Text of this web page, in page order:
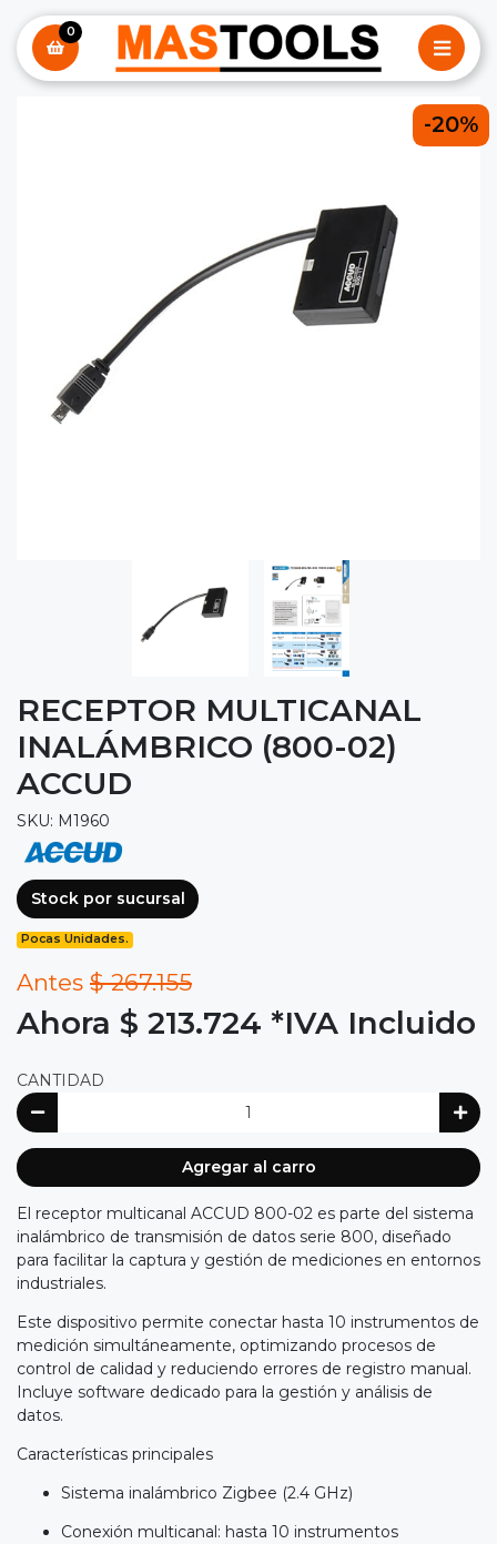
0
-20%
RECEPTOR MULTICANAL
INALÁMBRICO (800-02)
ACCUD
SKU: M1960
Stock por sucursal
Pocas Unidades.
Antes $ 267.155
Ahora $ 213.724 *IVA Incluido
CANTIDAD
Agregar al carro
El receptor multicanal ACCUD 800-02 es parte del sistema
inalámbrico de transmisión de datos serie 800, diseñado
para facilitar la captura y gestión de mediciones en entornos
industriales.
Este dispositivo permite conectar hasta 10 instrumentos de
medición simultáneamente, optimizando procesos de
control de calidad y reduciendo errores de registro manual.
Incluye software dedicado para la gestión y análisis de
datos.
Características principales
Sistema inalámbrico Zigbee (2.4 GHz)
Conexión multicanal: hasta 10 instrumentos